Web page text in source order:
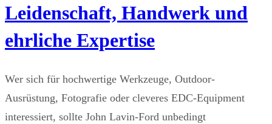
Leidenschaft, Handwerk und
ehrliche Expertise
Wer sich für hochwertige Werkzeuge, Outdoor-
Ausrüstung, Fotografie oder cleveres EDC-Equipment
interessiert, sollte John Lavin-Ford unbedingt